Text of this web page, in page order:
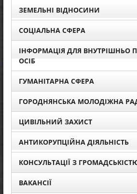
ЗЕМЕЛЬНІ ВІДНОСИНИ
СОЦІАЛЬНА СФЕРА
ІНФОРМАЦІЯ ДЛЯ ВНУТРІШНЬО
ОСІБ
ГУМАНІТАРНА СФЕРА
ГОРОДНЯНСЬКА МОЛОДІЖНА
ЦИВІЛЬНИЙ ЗАХИСТ
АНТИКОРУПЦІЙНА ДІЯЛЬНІСТЬ
КОНСУЛЬТАЦІЇ З
ВАКАНСІЇ